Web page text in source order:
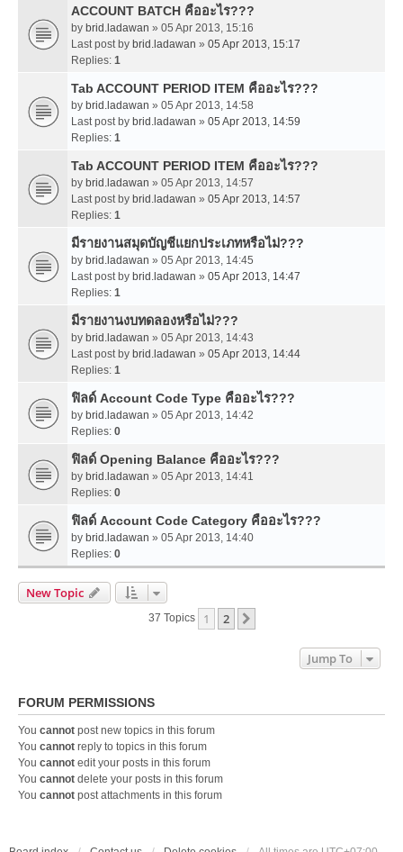
ACCOUNT BATCH คืออะไร???
by brid.ladawan » 05 Apr 2013, 15:16
Last post by brid.ladawan » 05 Apr 2013, 15:17
Replies: 1
Tab ACCOUNT PERIOD ITEM คืออะไร???
by brid.ladawan » 05 Apr 2013, 14:58
Last post by brid.ladawan » 05 Apr 2013, 14:59
Replies: 1
Tab ACCOUNT PERIOD ITEM คืออะไร???
by brid.ladawan » 05 Apr 2013, 14:57
Last post by brid.ladawan » 05 Apr 2013, 14:57
Replies: 1
มีรายงานสมุดบัญชีแยกประเภทหรือไม่???
by brid.ladawan » 05 Apr 2013, 14:45
Last post by brid.ladawan » 05 Apr 2013, 14:47
Replies: 1
มีรายงานงบทดลองหรือไม่???
by brid.ladawan » 05 Apr 2013, 14:43
Last post by brid.ladawan » 05 Apr 2013, 14:44
Replies: 1
ฟิลด์ Account Code Type คืออะไร???
by brid.ladawan » 05 Apr 2013, 14:42
Replies: 0
ฟิลด์ Opening Balance คืออะไร???
by brid.ladawan » 05 Apr 2013, 14:41
Replies: 0
ฟิลด์ Account Code Category คืออะไร???
by brid.ladawan » 05 Apr 2013, 14:40
Replies: 0
New Topic
37 Topics 1 2
Jump To
FORUM PERMISSIONS
You cannot post new topics in this forum
You cannot reply to topics in this forum
You cannot edit your posts in this forum
You cannot delete your posts in this forum
You cannot post attachments in this forum